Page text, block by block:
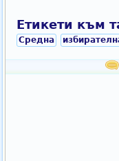
Етикети към
Средна